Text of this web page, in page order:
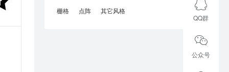
栅格
点阵 其它风格
QQ群
公众号